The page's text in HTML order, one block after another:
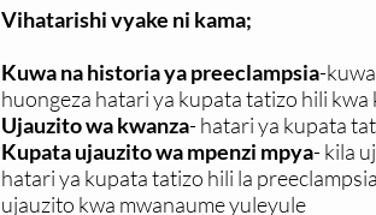
Vihatarishi vyake ni kama;
Kuwa na historia ya preeclampsia-
huongeza hatari ya kupata tatizo hili kwa
Ujauzito wa kwanza- hatari ya kupata
Kupata ujauzito wa mpenzi mpya- kila
hatari ya kupata tatizo hili la
ujauzito kwa mwanaume yuleyule